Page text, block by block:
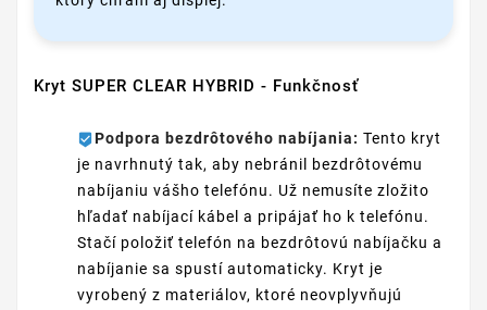
Kryt SUPER CLEAR HYBRID - Funkčnosť
Podpora bezdrôtového nabíjania: Tento kryt
je navrhnutý tak, aby nebránil bezdrôtovému
nabíjaniu vášho telefónu. Už nemusíte zložito
hľadať nabíjací kábel a pripájať ho k telefónu.
Stačí položiť telefón na bezdrôtovú nabíjačku a
nabíjanie sa spustí automaticky. Kryt je
vyrobený z materiálov, ktoré neovplyvňujú